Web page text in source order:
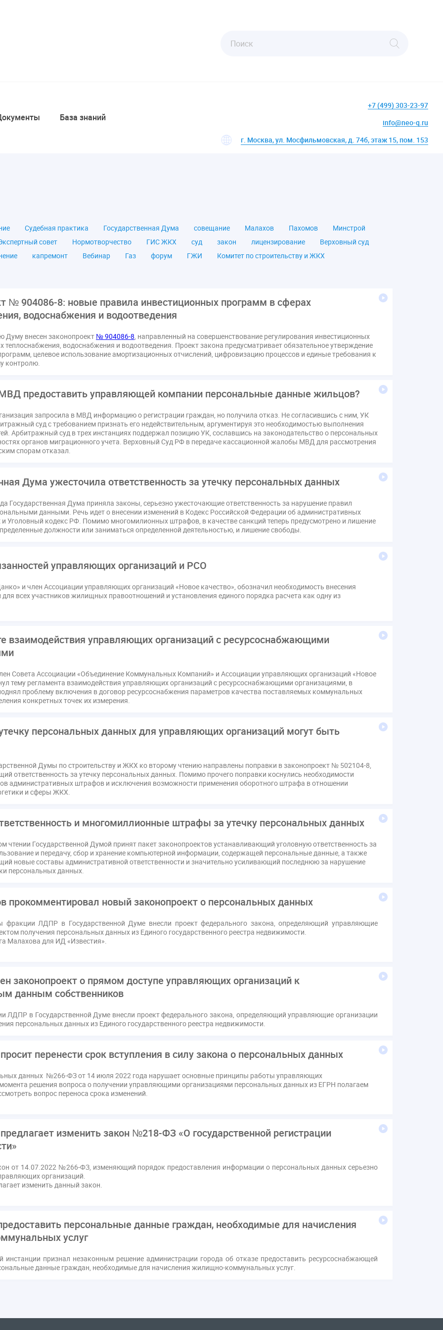
База знаний
+7 (499) 303-23-97
info@neo-q.ru
г. Москва, ул. Мосфильмовская, д. 74б, этаж 15, пом. 153
Судебная практика Государственная Дума совещание Малахов Пахомов
Минстрой
совет Нормотворчество ГИС ЖКХ суд закон лицензирование
Верховный суд
капремонт Вебинар Газ форум ГЖИ
Комитет по строительству и ЖКХ
ТКО ЭкспертЖКХ операторы связи
оборудование государственная дума лифт
организации
налоговая реформа общее собрание собственников ответственность
пени по жку
штраф ВОК Всероссийское совещание ГД Госсовет ЕИРЦ
Жилищная инспекция
Казань
запрет на уступку запрос инициатива информационная система ЖКХ
контроль
ГУО Геллер Государственная дума Дезинфекция Дума
ЕФИЦ
Кошелев Законопроект теплоснабжение ответственность Законотворчество Заседание
ИПУ
РСПП по ЖКХ
Праздники
вентиляционные каналы внеплановые проверки вода
выбор УК
управляющие организации госпошлина демоэкзамен депутаты
дисквалификация
надзор закон о банкротстве изменения в ЖК РФ изменения в Положение
нормотворчество общедомовое имущество
прекращение договора прибор учета пристройка провайдер
прогород
связь спикер статистика
страхование МКД
№ 904086-8: новые правила инвестиционных программ в сферах
водоснабжения и водоотведения
Думу внесен законопроект № 904086-8, направленный на совершенствование регулирования инвестиционных
теплоснабжения, водоснабжения и водоотведения. Проект закона предусматривает обязательное утверждение
целевое использование амортизационных отчислений, цифровизацию процессов и единые требования к
контролю.
предоставить управляющей компании персональные данные жильцов?
запросила в МВД информацию о регистрации граждан, но получила отказ. Не согласившись с ним, УК
суд с требованием признать его недействительным, аргументируя это необходимостью выполнения
Арбитражный суд в трех инстанциях поддержал позицию УК, сославшись на законодательство о персональных
органов миграционного учета. Верховный Суд РФ в передаче кассационной жалобы МВД для рассмотрения
спорам отказал.
Дума ужесточила ответственность за утечку персональных данных
Государственная Дума приняла законы, серьезно ужесточающие ответственность за нарушение правил
данными. Речь идет о внесении изменений в Кодекс Российской Федерации об административных
Уголовный кодекс РФ. Помимо многомилионных штрафов, в качестве санкций теперь предусмотрено и лишение
должности или заниматься определенной деятельностью, и лишение свободы.
управляющих организаций и РСО
и член Ассоциации управляющих организаций «Новое качество», обозначил необходимость внесения
всех участников жилищных правоотношений и установления единого порядка расчета как одну из
взаимодействия управляющих организаций с ресурсоснабжающими
Совета Ассоциации «Объединение Коммунальных Компаний» и Ассоциации управляющих организаций «Новое
тему регламента взаимодействия управляющих организаций с ресурсоснабжающими организациями, в
проблему включения в договор ресурсоснабжения параметров качества поставляемых коммунальных
конкретных точек их измерения.
персональных данных для управляющих организаций могут быть
Думы по строительству и ЖКХ ко второму чтению направлены поправки в законопроект № 502104-8,
ответственность за утечку персональных данных. Помимо прочего поправки коснулись необходимости
административных штрафов и исключения возможности применения оборотного штрафа в отношении
и сферы ЖКХ.
и многомиллионные штрафы за утечку персональных данных
чтении Государственной Думой принят пакет законопроектов устанавливающий уголовную ответственность за
и передачу, сбор и хранение компьютерной информации, содержащей персональные данные, а также
новые составы административной ответственности и значительно усиливающий последнюю за нарушение
персональных данных.
прокомментировал новый законопроект о персональных данных
фракции ЛДПР в Государственной Думе внесли проект федерального закона, определяющий управляющие
получения персональных данных из Единого государственного реестра недвижимости.
Малахова для ИД «Известия».
законопроект о прямом доступе управляющих организаций к
данным собственников
ЛДПР в Государственной Думе внесли проект федерального закона, определяющий управляющие организации
персональных данных из Единого государственного реестра недвижимости.
перенести срок вступления в силу закона о персональных данных
данных №266-ФЗ от 14 июля 2022 года нарушает основные принципы работы управляющих
решения вопроса о получении управляющими организациями персональных данных из ЕГРН полагаем
вопрос переноса срока изменений.
изменить закон №218-ФЗ «О государственной регистрации
от 14.07.2022 №266-ФЗ, изменяющий порядок предоставления информации о персональных данных серьезно
организаций.
изменить данный закон.
персональные данные граждан, необходимые для начисления
услуг
инстанции признал незаконным решение администрации города об отказе предоставить ресурсоснабжающей
данные граждан, необходимые для начисления жилищно-коммунальных услуг.